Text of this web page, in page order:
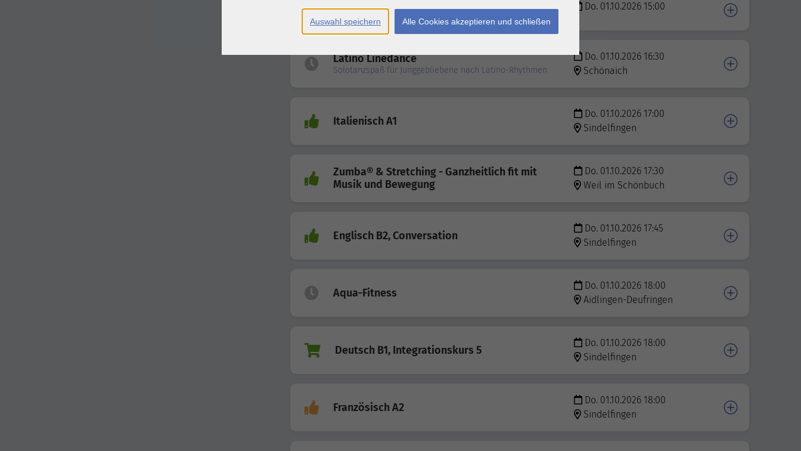
BAMF-Einstufung Do. 01.10.2026 15:00
Latino Linedance
Solotanzspaß für Junggebliebene nach Latino-Rhythmen
Do. 01.10.2026 16:30
Schönaich
Italienisch A1
Do. 01.10.2026 17:00
Sindelfingen
Zumba® & Stretching - Ganzheitlich fit mit
Musik und Bewegung
Do. 01.10.2026 17:30
Weil im Schönbuch
Englisch B2, Conversation
Do. 01.10.2026 17:45
Sindelfingen
Aqua-Fitness
Do. 01.10.2026 18:00
Aidlingen-Deufringen
Deutsch B1, Integrationskurs 5
Do. 01.10.2026 18:00
Sindelfingen
Französisch A2
Do. 01.10.2026 18:00
Sindelfingen
Auswahl speichern Alle Cookies akzeptieren und schließen